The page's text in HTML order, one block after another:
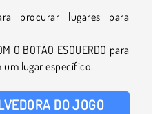
procurar lugares para
O BOTÃO ESQUERDO para
um lugar específico.
DO JOGO